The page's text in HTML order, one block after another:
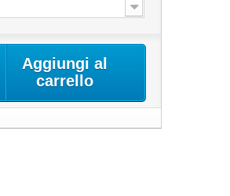
Aggiungi al
carrello